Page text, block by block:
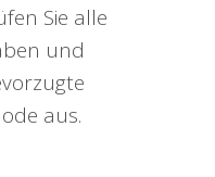
Sie alle
und
aus.